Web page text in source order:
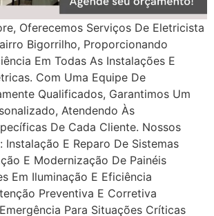
Oferecemos Serviços De Eletricista
Bigorrilho, Proporcionando
Em Todas As Instalações E
Com Uma Equipe De
Qualificados, Garantimos Um
Atendendo Às
De Cada Cliente. Nossos
Instalação E Reparo De Sistemas
E Modernização De Painéis
Em Iluminação E Eficiência
Preventiva E Corretiva
Para Situações Críticas